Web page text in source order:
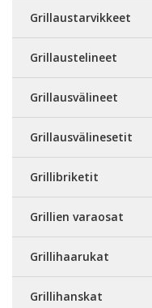
Grillaustarvikkeet
Grillaustelineet
Grillausvälineet
Grillausvälinesetit
Grillibriketit
Grillien varaosat
Grillihaarukat
Grillihanskat